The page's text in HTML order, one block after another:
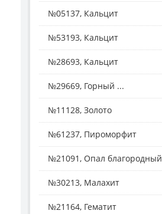
№05137, Кальцит
№53193, Кальцит
№28693, Кальцит
№29669, Горный ...
№11128, Золото
№61237, Пироморфит
№21091, Опал благородный
№30213, Малахит
№21164, Гематит